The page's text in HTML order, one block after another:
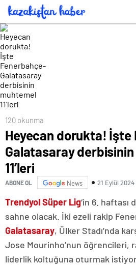
120 okunma
Heyecan dorukta! İşte
Galatasaray
11’leri
ABONE OL News 21 Eylül
Trendyol Süper Lig‘in 6. haftası
sahne olacak. İki ezeli rakip
Galatasaray, Ülker Stadı’nda
Jose Mourinho’nun öğrencileri,
liderlik koltuğuna oturmak